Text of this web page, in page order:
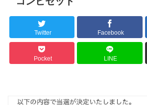
Twitter Facebook
Pocket LINE